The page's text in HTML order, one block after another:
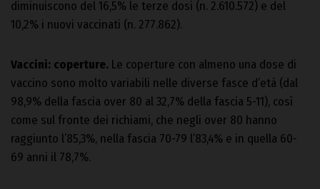
diminuiscono del 16,5% le terze dosi (n. 2.610.572) e del
10,2% i nuovi vaccinati (n. 277.862).
Vaccini: coperture. Le coperture con almeno una dose di
vaccino sono molto variabili nelle diverse fasce d’età (dal
98,9% della fascia over 80 al 32,7% della fascia 5-11), così
come sul fronte dei richiami, che negli over 80 hanno
raggiunto l’85,3%, nella fascia 70-79 l’83,4% e in quella 60-
69 anni il 78,7%.